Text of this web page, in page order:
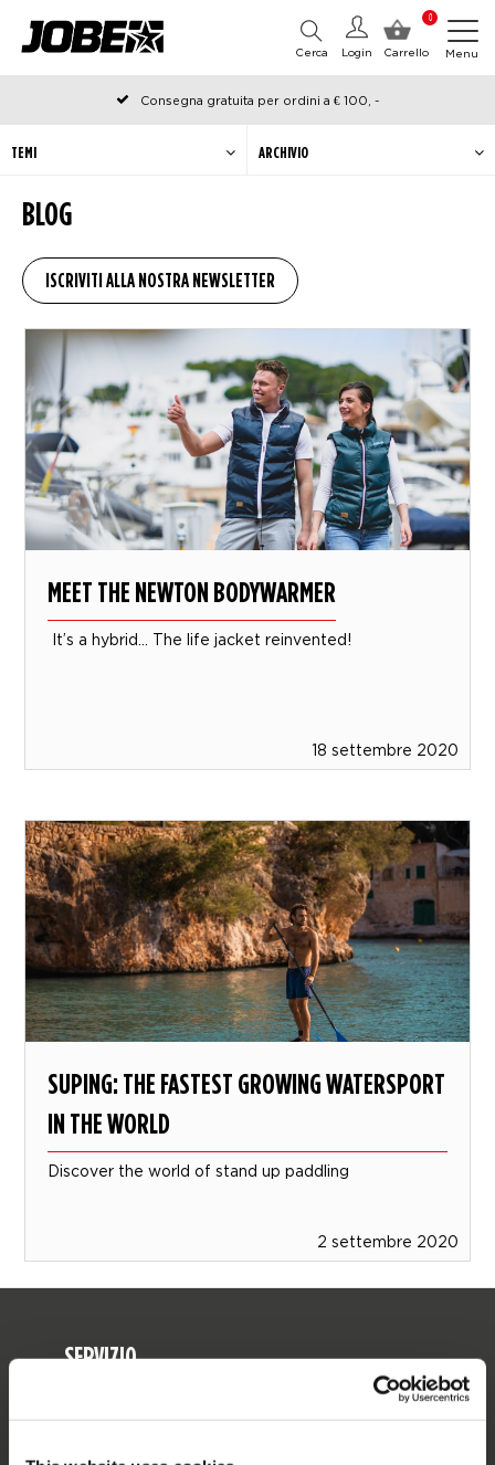
0
Carrello
Login
Cerca Menu
Consegna gratuita per ordini a € 100, -
Ordinato prima delle 12:00 nei giorni lavorativi, spedito lo stesso
giorno
BLOG
TEMI ARCHIVIO
MEET THE NEWTON BODYWARMER
It’s a hybrid… The life jacket reinvented!
18 settembre 2020
SUPING: THE FASTEST GROWING WATERSPORT
IN THE WORLD
Discover the world of stand up paddling
2 settembre 2020
SERVIZIO